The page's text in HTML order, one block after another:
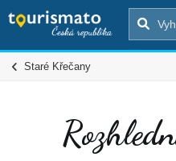
Staré Křečany